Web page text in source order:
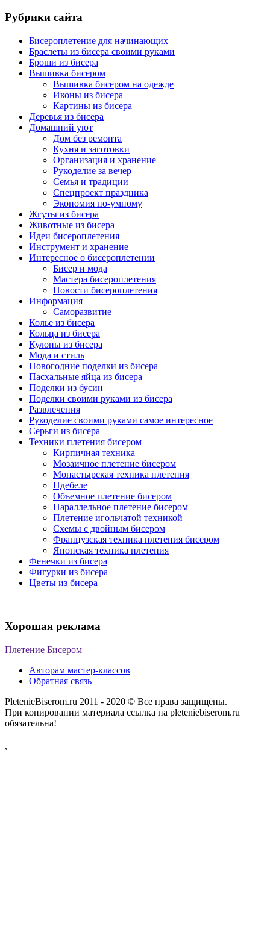
Рубрики сайта
Бисероплетение для начинающих
Браслеты из бисера своими руками
Броши из бисера
Вышивка бисером
Вышивка бисером на одежде
Иконы из бисера
Картины из бисера
Деревья из бисера
Домашний уют
Дом без ремонта
Кухня и заготовки
Организация и хранение
Рукоделие за вечер
Семья и традиции
Спецпроект праздника
Экономия по-умному
Жгуты из бисера
Животные из бисера
Идеи бисероплетения
Инструмент и хранение
Интересное о бисероплетении
Бисер и мода
Мастера бисероплетения
Новости бисероплетения
Информация
Саморазвитие
Колье из бисера
Кольца из бисера
Кулоны из бисера
Мода и стиль
Новогодние поделки из бисера
Пасхальные яйца из бисера
Поделки из бусин
Поделки своими руками из бисера
Развлечения
Рукоделие своими руками самое интересное
Серьги из бисера
Техники плетения бисером
Кирпичная техника
Мозаичное плетение бисером
Монастырская техника плетения
Ндебеле
Объемное плетение бисером
Параллельное плетение бисером
Плетение игольчатой техникой
Схемы с двойным бисером
Французская техника плетения бисером
Японская техника плетения
Фенечки из бисера
Фигурки из бисера
Цветы из бисера
Хорошая реклама
Плетение Бисером
Авторам мастер-классов
Обратная связь
PletenieBiserom.ru 2011 - 2020 © Все права защищены.
При копировании материала ссылка на pleteniebiserom.ru
обязательна!
,